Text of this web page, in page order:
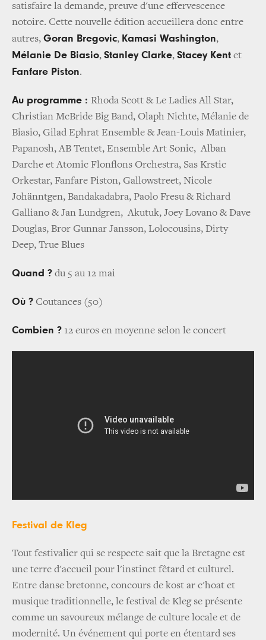
satisfaire la demande, preuve d'une effervescence
notoire. Cette nouvelle édition accueillera donc entre
autres, Goran Bregovic, Kamasi Washington,
Mélanie De Biasio, Stanley Clarke, Stacey Kent et
Fanfare Piston.
Au programme : Rhoda Scott & Le Ladies All Star,
Christian McBride Big Band, Olaph Nichte, Mélanie de
Biasio, Gilad Ephrat Ensemble & Jean-Louis Matinier,
Papanosh, AB Tentet, Ensemble Art Sonic, Alban
Darche et Atomic Flonflons Orchestra, Sas Krstic
Orkestar, Fanfare Piston, Gallowstreet, Nicole
Johänntgen, Bandakadabra, Paolo Fresu & Richard
Galliano & Jan Lundgren, Akutuk, Joey Lovano & Dave
Douglas, Bror Gunnar Jansson, Lolocousins, Dirty
Deep, True Blues
Quand ? du 5 au 12 mai
Où ? Coutances (50)
Combien ? 12 euros en moyenne selon le concert
Festival de Kleg
Tout festivalier qui se respecte sait que la Bretagne est
une terre d'accueil pour l'instinct fêtard et culturel.
Entre danse bretonne, concours de kost ar c'hoat et
musique traditionnelle, le festival de Kleg se présente
comme un savoureux mélange de culture locale et de
modernité. Un événement qui porte en étentard ses